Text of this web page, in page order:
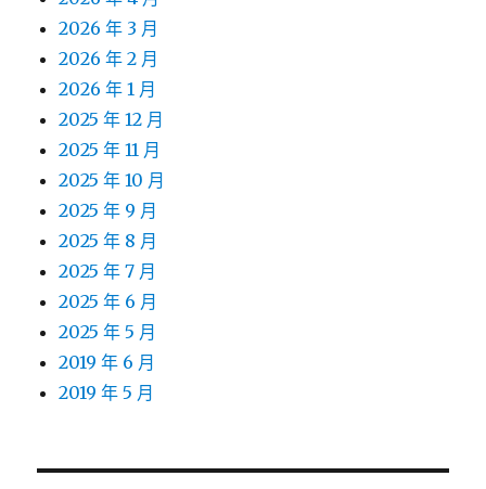
2026 年 3 月
2026 年 2 月
2026 年 1 月
2025 年 12 月
2025 年 11 月
2025 年 10 月
2025 年 9 月
2025 年 8 月
2025 年 7 月
2025 年 6 月
2025 年 5 月
2019 年 6 月
2019 年 5 月